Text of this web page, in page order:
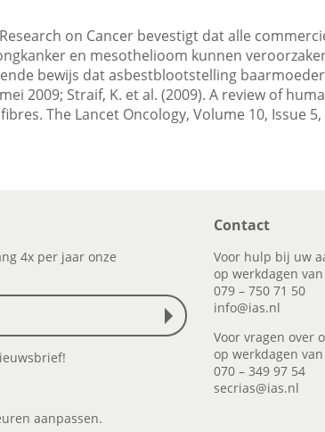
on Cancer bevestigt dat alle
en mesothelioom kunnen
bewijs dat asbestblootstelling
2009; Straif, K. et al. (2009). A review of
The Lancet Oncology, Volume 10, Issue 5,
4x per jaar onze
aanpassen.
Contact
Voor hulp bij uw
op werkdagen
079 – 750 71 50
info@ias.nl
Voor vragen over
op werkdagen
070 – 349 97 54
secrias@ias.nl